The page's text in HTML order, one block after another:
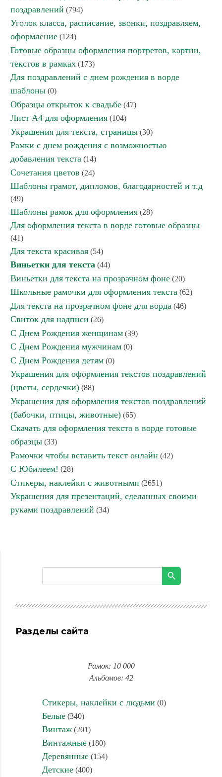
поздравлений (794)
Уголок класса, расписание, звонки, поздравляем,
оформление (124)
Готовые образцы оформления портретов, картин,
текстов в рамках (173)
Для поздравлений с днем рождения в ворде
шаблоны (0)
Образцы открыток к свадьбе (47)
Лист А4 для оформления (104)
Украшения для текста, страницы (30)
Рамки с днем рождения с возможностью
добавления текста (14)
Сочетания цветов (24)
Шаблоны грамот, дипломов, благодарностей и т.д
(49)
Шаблоны рамок для оформления (28)
Для оформления текста в ворде готовые образцы
(41)
Для текста красивая (54)
Виньетки для текста (44)
Виньетки для текста на прозрачном фоне (20)
Школьные рамочки для оформления текста (62)
Для текста на прозрачном фоне для ворда (46)
Свиток для надписи (26)
С Днем Рождения женщинам (39)
С Днем Рождения мужчинам (0)
С Днем Рождения детям (0)
Украшения для оформления текстов поздравлений
(цветы, сердечки) (88)
Украшения для оформления текстов поздравлений
(бабочки, птицы, животные) (65)
Скачать для оформления текста в ворде готовые
образцы (33)
Рамочки чтобы вставить текст онлайн (42)
С Юбилеем! (28)
Стикеры, наклейки с животными (2651)
Украшения для презентаций, сделанных своими
руками поздравлений (34)
Разделы сайта
Рамок: 10 000
Альбомов: 42
Стикеры, наклейки с людьми (0)
Белые(340)
Винтаж(201)
Винтажные(180)
Деревянные(154)
Детские(400)